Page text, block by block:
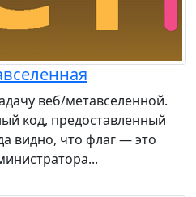
веб/метавселенной.
код, предоставленный
видно, что флаг — это